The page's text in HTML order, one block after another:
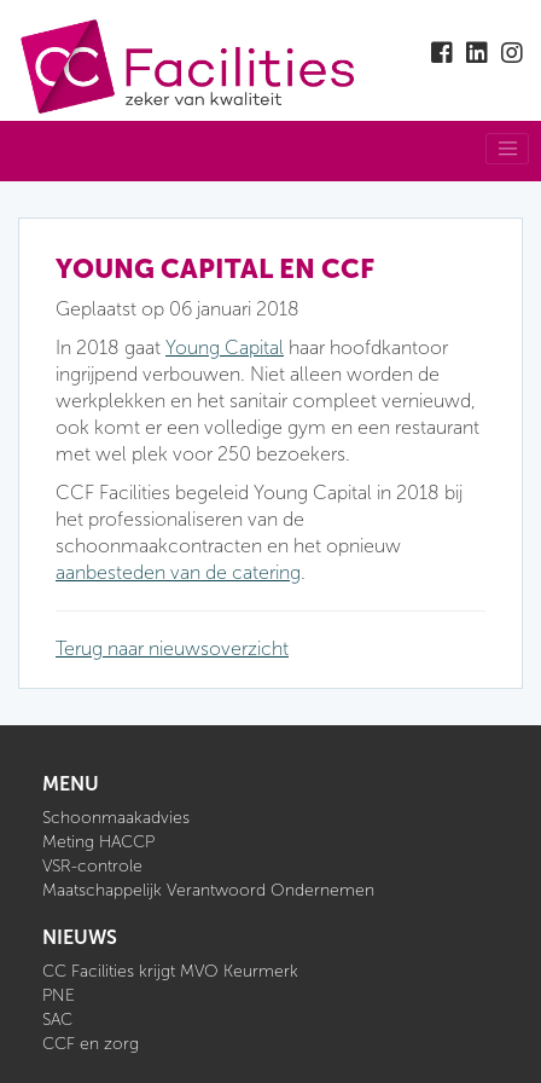
YOUNG CAPITAL EN CCF
Geplaatst op 06 januari 2018
In 2018 gaat Young Capital haar hoofdkantoor
ingrijpend verbouwen. Niet alleen worden de
werkplekken en het sanitair compleet vernieuwd,
ook komt er een volledige gym en een restaurant
met wel plek voor 250 bezoekers.
CCF Facilities begeleid Young Capital in 2018 bij
het professionaliseren van de
schoonmaakcontracten en het opnieuw
aanbesteden van de catering.
Terug naar nieuwsoverzicht
MENU
Schoonmaakadvies
Meting HACCP
VSR-controle
Maatschappelijk Verantwoord Ondernemen
NIEUWS
CC Facilities krijgt MVO Keurmerk
PNE
SAC
CCF en zorg